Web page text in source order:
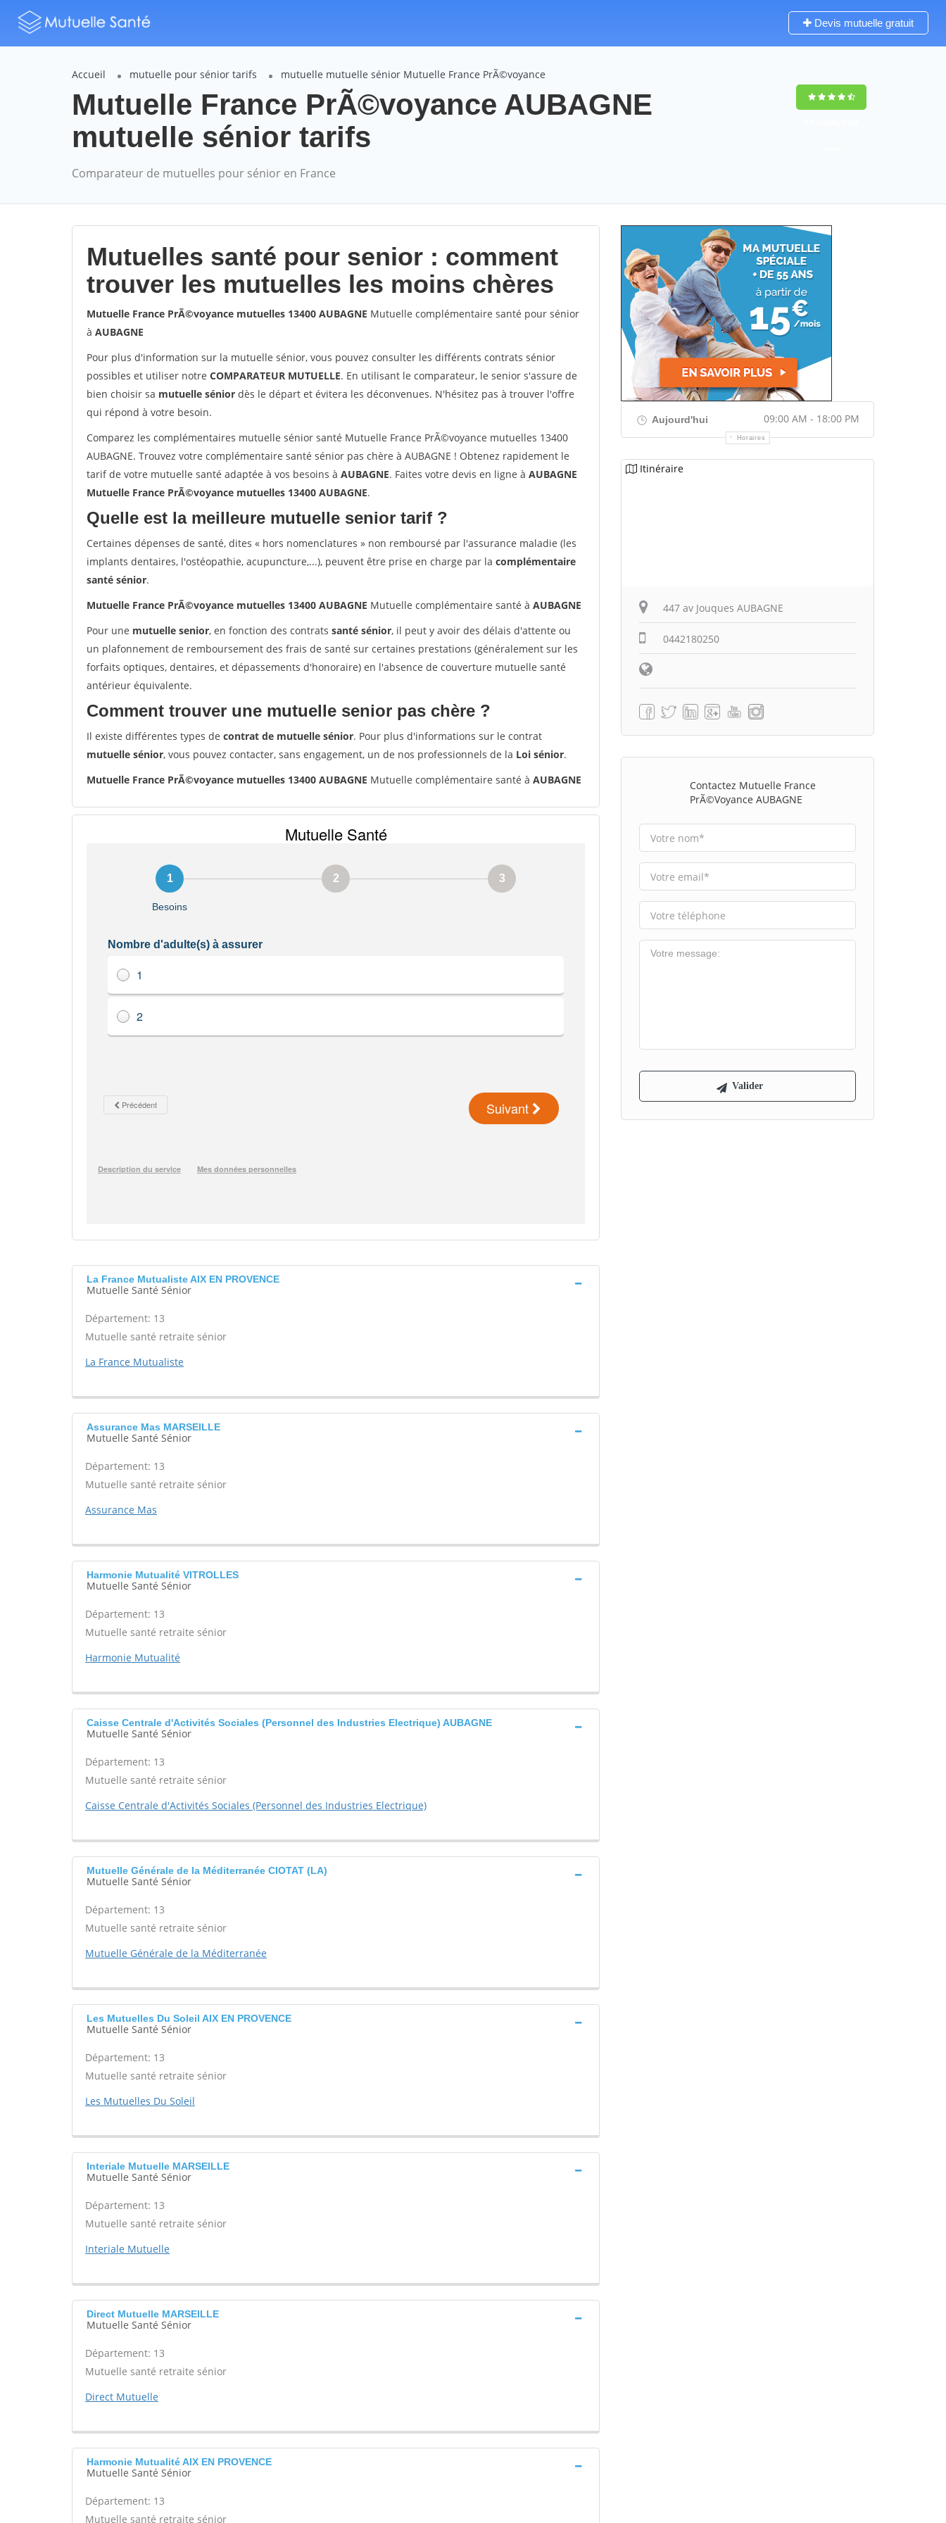
Devis mutuelle gratuit
Accueil mutuelle pour sénior tarifs mutuelle mutuelle sénior Mutuelle France PrÃ©voyance
Mutuelle France PrÃ©voyance AUBAGNE
mutuelle sénior tarifs
Comparateur de mutuelles pour sénior en France
Mutuelles santé pour senior : comment
trouver les mutuelles les moins chères
Mutuelle France PrÃ©voyance mutuelles 13400 AUBAGNE Mutuelle complémentaire santé pour sénior
à AUBAGNE
Pour plus d'information sur la mutuelle sénior, vous pouvez consulter les différents contrats sénior
possibles et utiliser notre COMPARATEUR MUTUELLE. En utilisant le comparateur, le senior s'assure de
bien choisir sa mutuelle sénior dès le départ et évitera les déconvenues. N'hésitez pas à trouver l'offre
qui répond à votre besoin.
Comparez les complémentaires mutuelle sénior santé Mutuelle France PrÃ©voyance mutuelles 13400
AUBAGNE. Trouvez votre complémentaire santé sénior pas chère à AUBAGNE ! Obtenez rapidement le
tarif de votre mutuelle santé adaptée à vos besoins à AUBAGNE. Faites votre devis en ligne à AUBAGNE
Mutuelle France PrÃ©voyance mutuelles 13400 AUBAGNE.
Quelle est la meilleure mutuelle senior tarif ?
Certaines dépenses de santé, dites « hors nomenclatures » non remboursé par l'assurance maladie (les
implants dentaires, l'ostéopathie, acupuncture,...), peuvent être prise en charge par la complémentaire
santé sénior.
Mutuelle France PrÃ©voyance mutuelles 13400 AUBAGNE Mutuelle complémentaire santé à AUBAGNE
Pour une mutuelle senior, en fonction des contrats santé sénior, il peut y avoir des délais d'attente ou
un plafonnement de remboursement des frais de santé sur certaines prestations (généralement sur les
forfaits optiques, dentaires, et dépassements d'honoraire) en l'absence de couverture mutuelle santé
antérieur équivalente.
Comment trouver une mutuelle senior pas chère ?
Il existe différentes types de contrat de mutuelle sénior. Pour plus d'informations sur le contrat
mutuelle sénior, vous pouvez contacter, sans engagement, un de nos professionnels de la Loi sénior.
Mutuelle France PrÃ©voyance mutuelles 13400 AUBAGNE Mutuelle complémentaire santé à AUBAGNE
La France Mutualiste AIX EN PROVENCE
Mutuelle Santé Sénior
Département: 13
Mutuelle santé retraite sénior
La France Mutualiste
Assurance Mas MARSEILLE
Mutuelle Santé Sénior
Département: 13
Mutuelle santé retraite sénior
Assurance Mas
Harmonie Mutualité VITROLLES
Mutuelle Santé Sénior
Département: 13
Mutuelle santé retraite sénior
Harmonie Mutualité
Caisse Centrale d'Activités Sociales (Personnel des Industries Electrique) AUBAGNE
Mutuelle Santé Sénior
Département: 13
Mutuelle santé retraite sénior
Caisse Centrale d'Activités Sociales (Personnel des Industries Electrique)
Mutuelle Générale de la Méditerranée CIOTAT (LA)
Mutuelle Santé Sénior
Département: 13
Mutuelle santé retraite sénior
Mutuelle Générale de la Méditerranée
Les Mutuelles Du Soleil AIX EN PROVENCE
Mutuelle Santé Sénior
Département: 13
Mutuelle santé retraite sénior
Les Mutuelles Du Soleil
Interiale Mutuelle MARSEILLE
Mutuelle Santé Sénior
Département: 13
Mutuelle santé retraite sénior
Interiale Mutuelle
Direct Mutuelle MARSEILLE
Mutuelle Santé Sénior
Département: 13
Mutuelle santé retraite sénior
Direct Mutuelle
Harmonie Mutualité AIX EN PROVENCE
Mutuelle Santé Sénior
Département: 13
Mutuelle santé retraite sénior
Aujourd'hui 09:00 AM - 18:00 PM
Horaires
Itinéraire
447 av Jouques AUBAGNE
0442180250
Contactez Mutuelle France
PrÃ©voyance AUBAGNE